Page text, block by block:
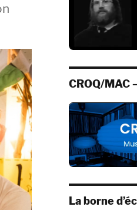
CROQ/MAC
La borne